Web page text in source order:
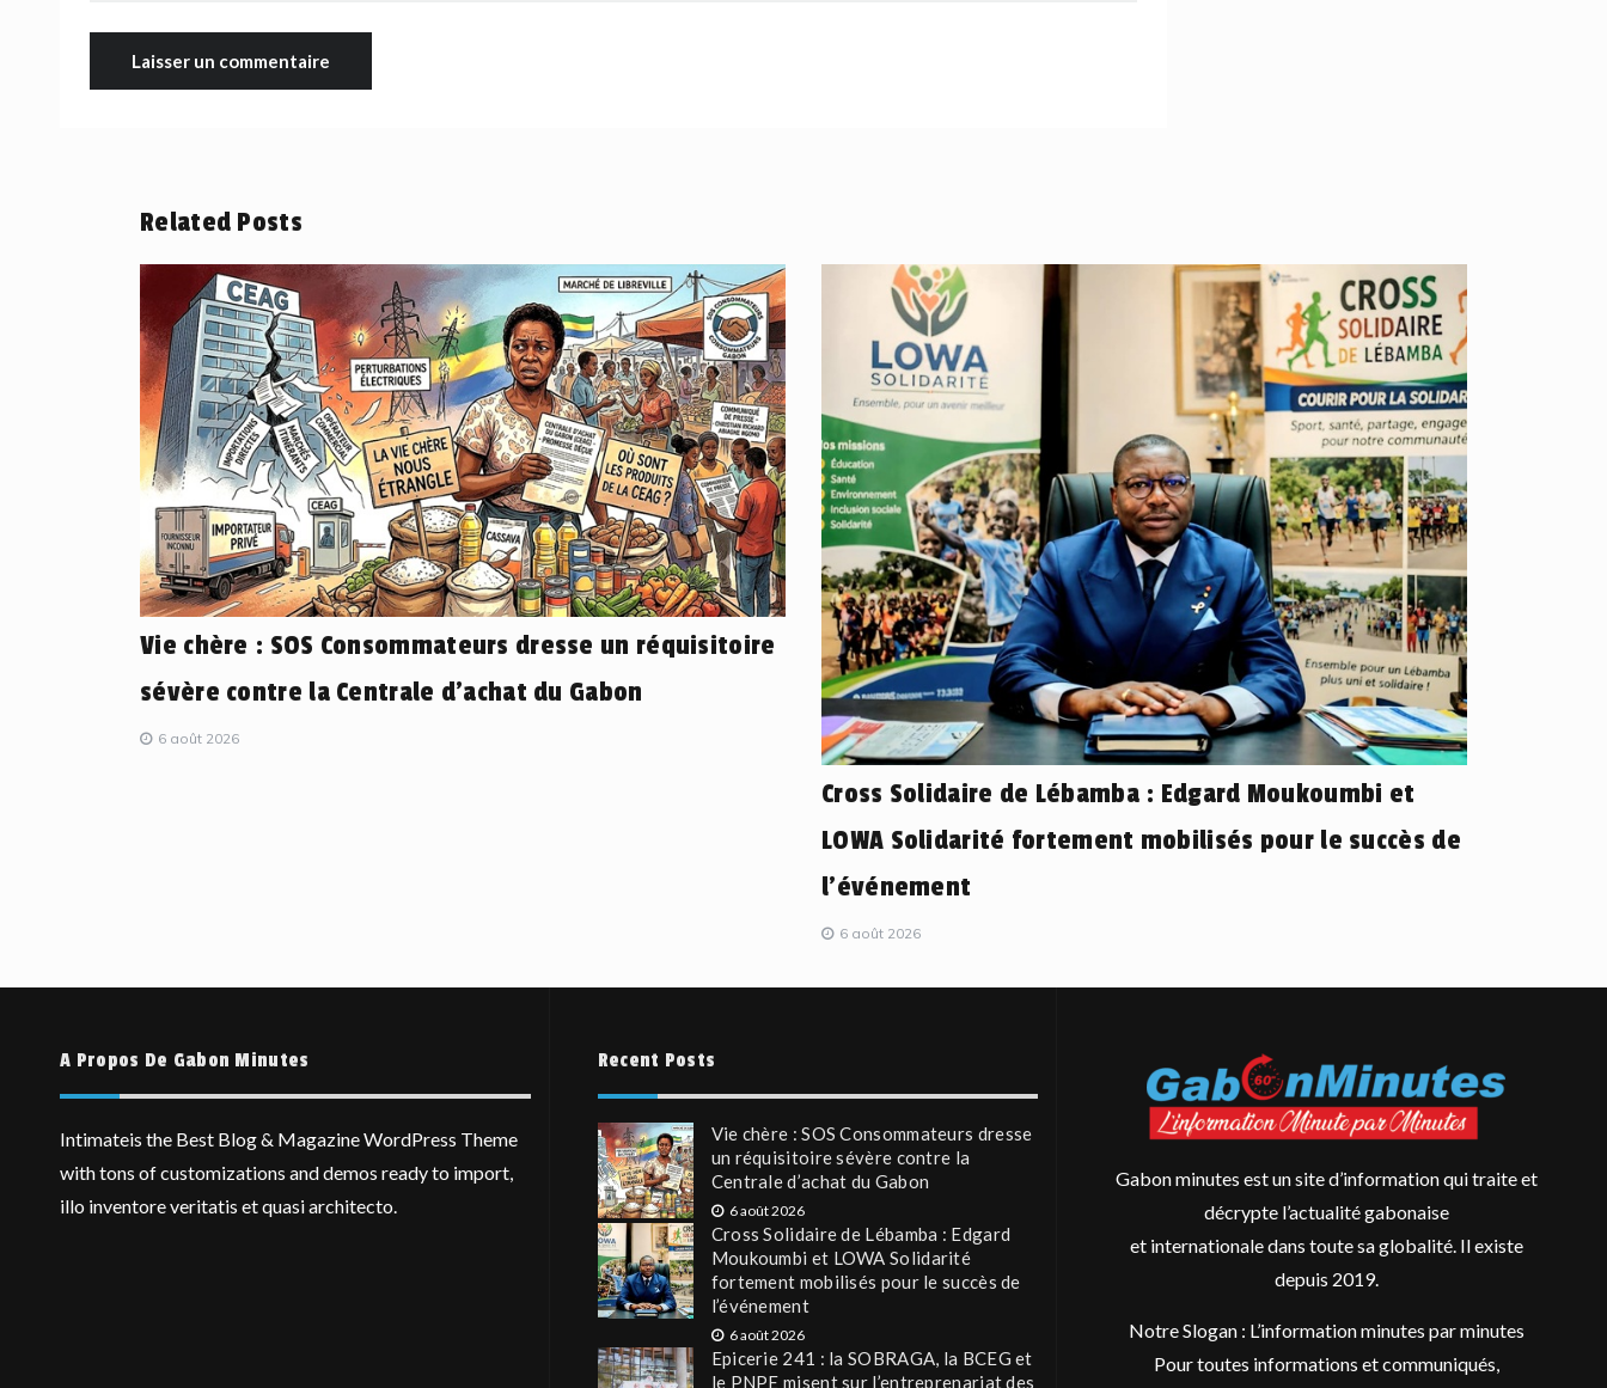
Related Posts
Vie chère : SOS Consommateurs dresse un réquisitoire
sévère contre la Centrale d’achat du Gabon
6 août 2026
Cross Solidaire de Lébamba : Edgard Moukoumbi et
LOWA Solidarité fortement mobilisés pour le succès de
l’événement
6 août 2026
A Propos De Gabon Minutes
Intimateis the Best Blog & Magazine WordPress Theme
with tons of customizations and demos ready to import,
illo inventore veritatis et quasi architecto.
Recent Posts
Vie chère : SOS Consommateurs dresse
un réquisitoire sévère contre la
Centrale d’achat du Gabon
6 août 2026
Cross Solidaire de Lébamba : Edgard
Moukoumbi et LOWA Solidarité
fortement mobilisés pour le succès de
l’événement
6 août 2026
Epicerie 241 : la SOBRAGA, la BCEG et
le PNPE misent sur l’entreprenariat des
Gabon minutes est un site d’information qui traite et
décrypte l’actualité gabonaise
et internationale dans toute sa globalité. Il existe
depuis 2019.
Notre Slogan : L’information minutes par minutes
Pour toutes informations et communiqués,